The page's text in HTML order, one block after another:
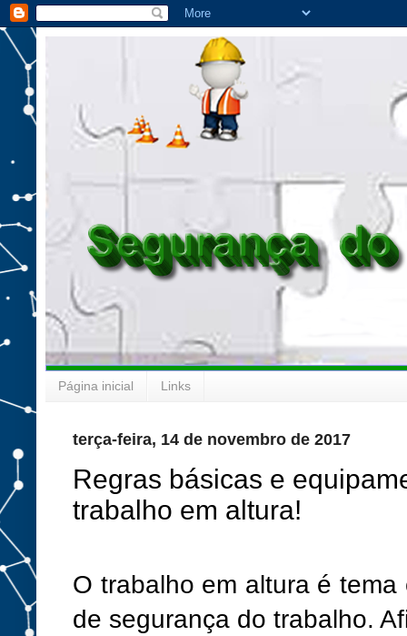
Página inicial Links
terça-feira, 14 de novembro de 2017
Regras básicas e
trabalho em altura!
O trabalho em altura é
de segurança do trabalho.